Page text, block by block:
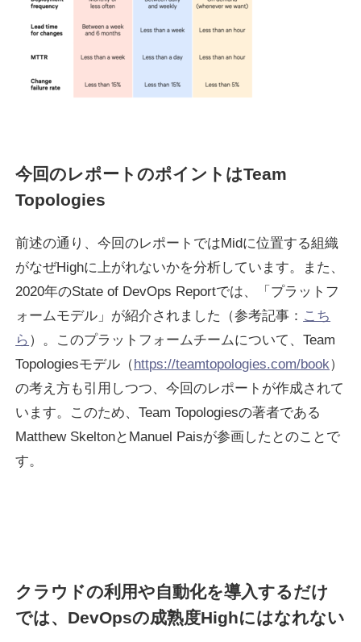
今回のレポートのポイントはTeam
Topologies
前述の通り、今回のレポートではMidに位置する組織
がなぜHighに上がれないかを分析しています。また、
2020年のState of DevOps Reportでは、「プラットフ
ォームモデル」が紹介されました（参考記事： こち
ら ）。このプラットフォームチームについて、Team
Topologiesモデル（ https://teamtopologies.com/book）
の考え方も引用しつつ、今回のレポートが作成されて
います。このため、Team Topologiesの著者である
Matthew SkeltonとManuel Paisが参画したとのことで
す。
クラウドの利用や自動化を導入するだけ
では、DevOpsの成熟度Highにはなれない